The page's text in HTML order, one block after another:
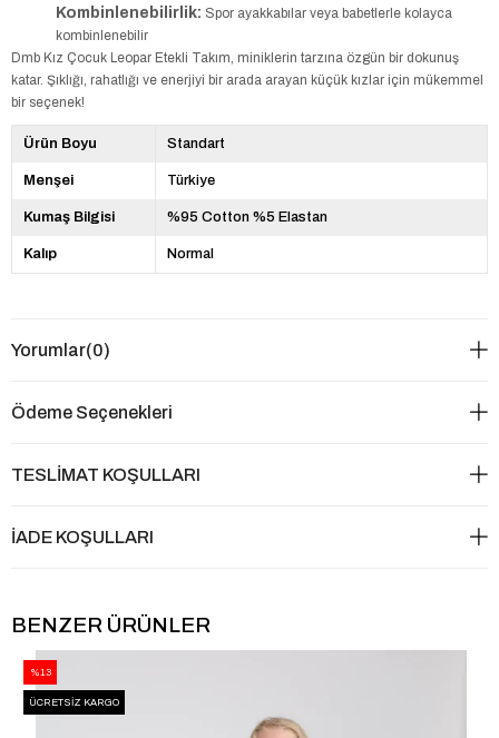
Kombinlenebilirlik: Spor ayakkabılar veya babetlerle kolayca
kombinlenebilir
Dmb Kız Çocuk Leopar Etekli Takım, miniklerin tarzına özgün bir dokunuş
katar. Şıklığı, rahatlığı ve enerjiyi bir arada arayan küçük kızlar için mükemmel
bir seçenek!
Ürün Boyu Standart
Menşei Türkiye
Kumaş Bilgisi %95 Cotton %5 Elastan
Kalıp Normal
Yorumlar(0)
Ödeme Seçenekleri
TESLİMAT KOŞULLARI
İADE KOŞULLARI
BENZER ÜRÜNLER
%13
ÜCRETSIZ KARGO